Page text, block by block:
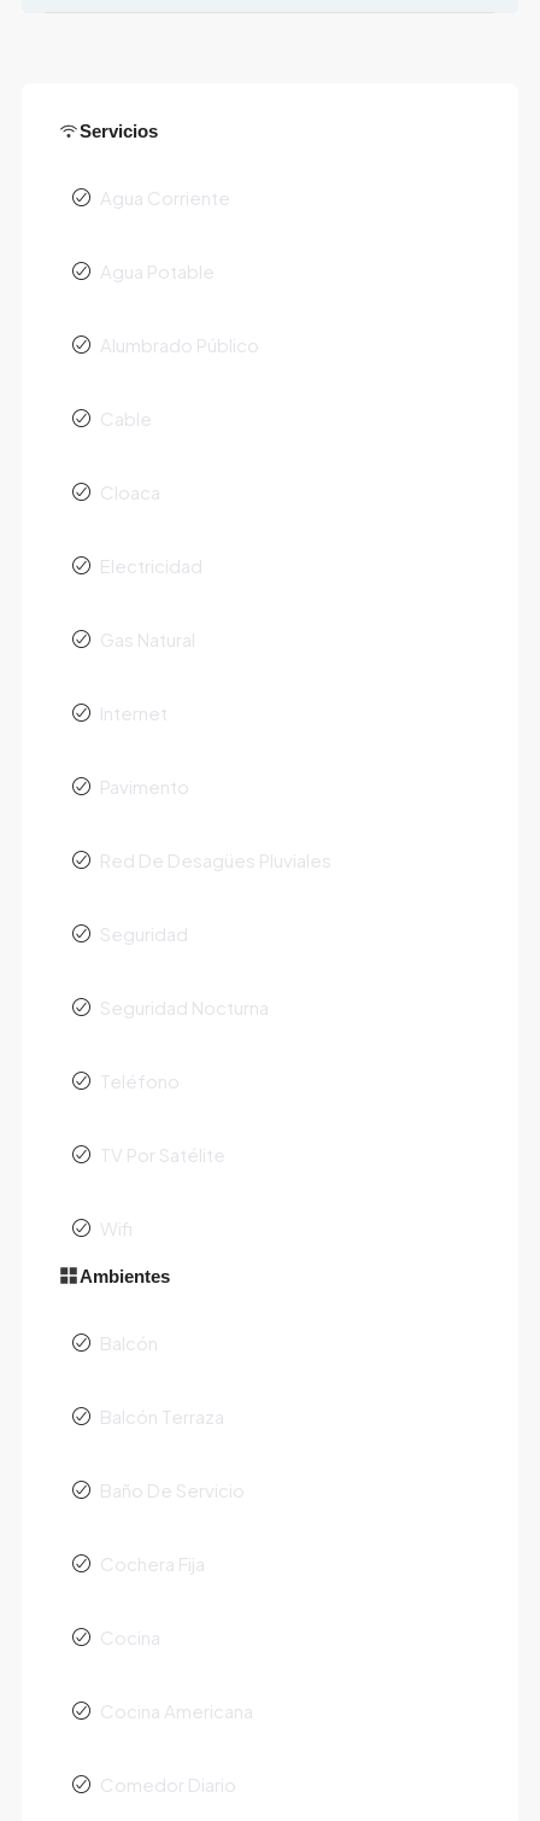
Servicios
Agua Corriente
Agua Potable
Alumbrado Público
Cable
Cloaca
Electricidad
Gas Natural
Internet
Pavimento
Red De Desagües Pluviales
Seguridad
Seguridad Nocturna
Teléfono
TV Por Satélite
Wifi
Ambientes
Balcón
Balcón Terraza
Baño De Servicio
Cochera Fija
Cocina
Cocina Americana
Comedor Diario